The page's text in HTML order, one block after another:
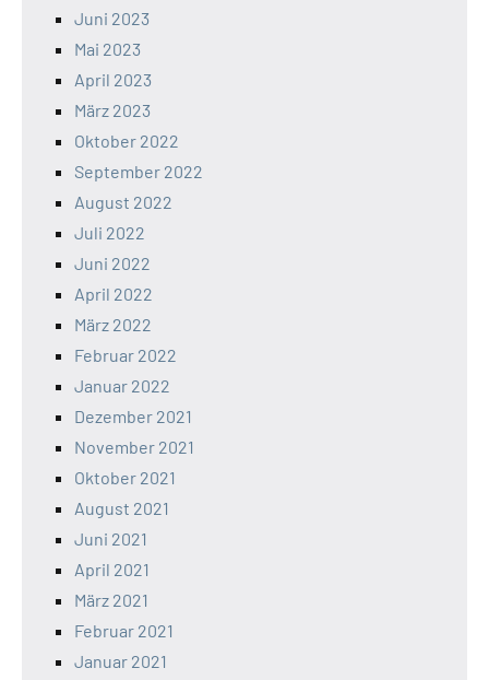
Juni 2023
Mai 2023
April 2023
März 2023
Oktober 2022
September 2022
August 2022
Juli 2022
Juni 2022
April 2022
März 2022
Februar 2022
Januar 2022
Dezember 2021
November 2021
Oktober 2021
August 2021
Juni 2021
April 2021
März 2021
Februar 2021
Januar 2021